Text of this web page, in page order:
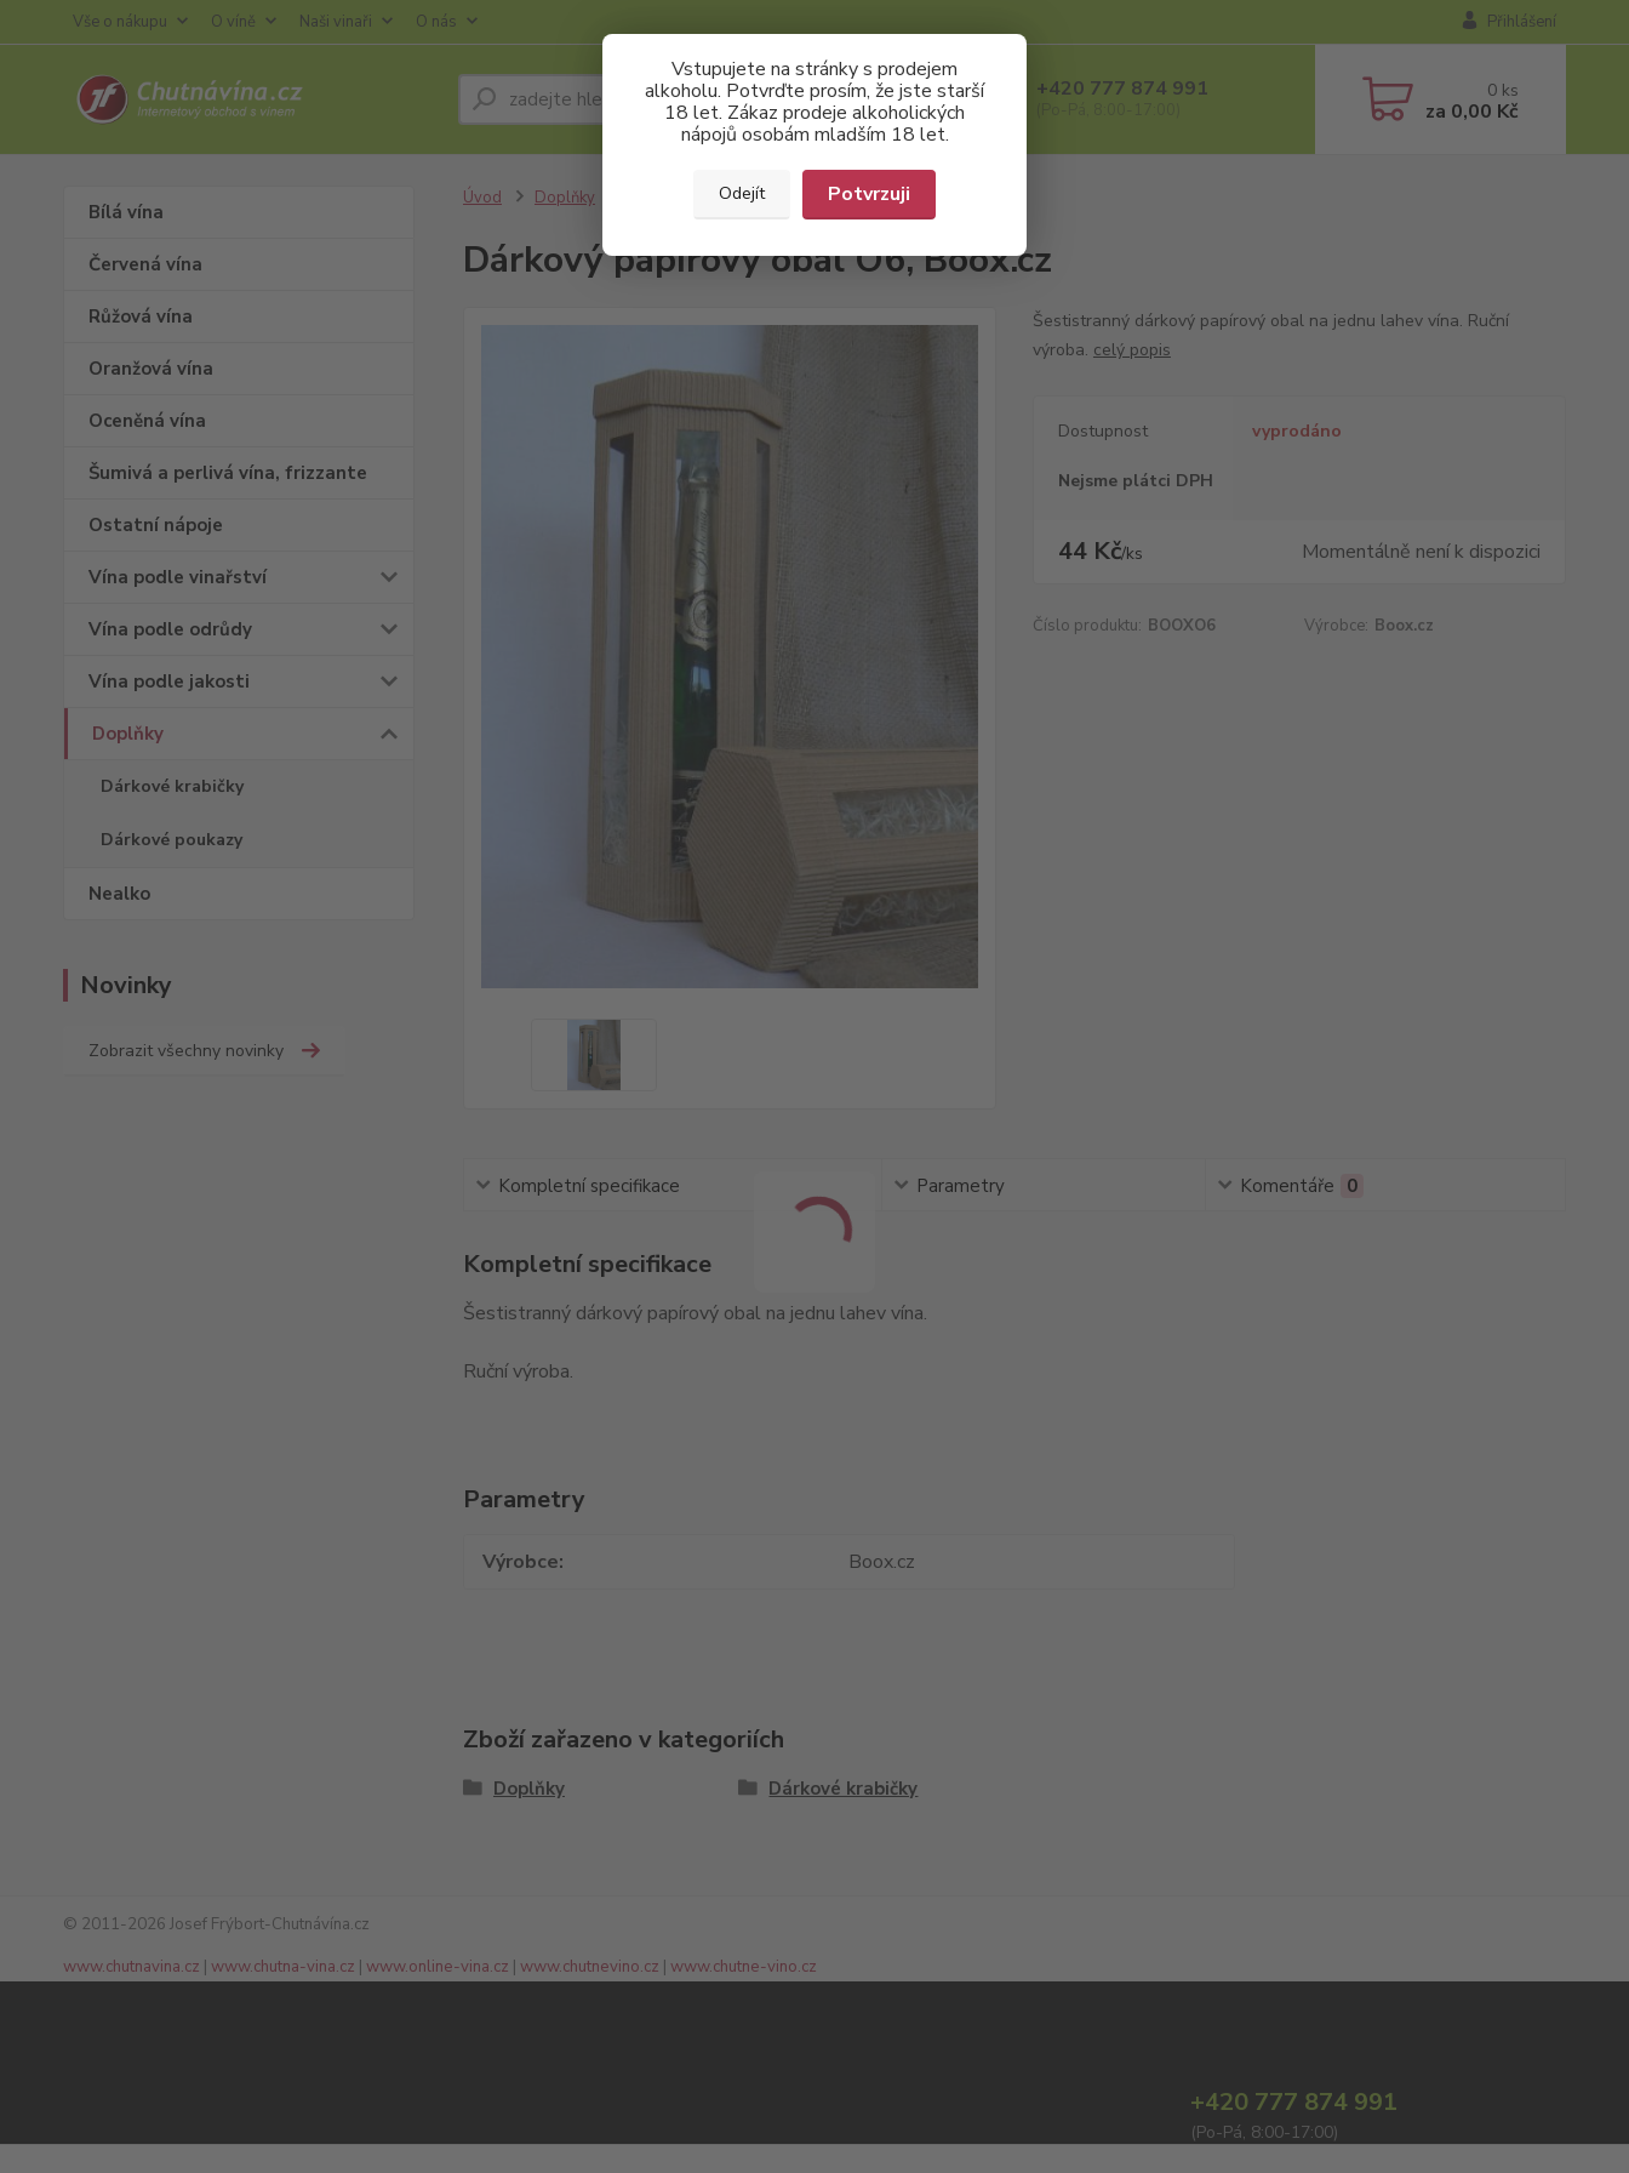
Vstupujete na stránky s prodejem
alkoholu. Potvrďte prosím, že jste starší
18 let. Zákaz prodeje alkoholických
nápojů osobám mladším 18 let.
Odejít Potvrzuji
Vše o nákupu O víně Naši vinaři O nás Přihlášení
Hledat +420 777 874 991 0 ks
za 0,00 Kč
Bílá vína
Červená vína
Růžová vína
Oranžová vína
Oceněná vína
Šumivá a perlivá vína, frizzante
Ostatní nápoje
Vína podle vinařství
Vína podle odrůdy
Vína podle jakosti
Doplňky
Dárkové krabičky
Dárkové poukazy
Nealko
Novinky
Zobrazit všechny novinky
Úvod Doplňky Dárkový papírový obal O6, Boox.cz
Dárkový papírový obal O6, Boox.cz
Šestistranný dárkový papírový obal na jednu lahev vína. Ruční
výroba. celý popis
Dostupnost vyprodáno
Nejsme plátci DPH
44 Kč/ks Momentálně není k dispozici
Číslo produktu: BOOXO6 Výrobce: Boox.cz
Kompletní specifikace Parametry Komentáře 0
Kompletní specifikace
Šestistranný dárkový papírový obal na jednu lahev vína.
Ruční výroba.
Parametry
Výrobce Boox.cz
Zboží zařazeno v kategoriích
Doplňky Dárkové krabičky
© 2011-2026 Josef Frýbort-Chutnávína.cz
www.chutnavina.cz | www.chutna-vina.cz | www.online-vina.cz | www.chutnevino.cz | www.chutne-vino.cz
+420 777 874 991
(Po-Pá, 8:00-17:00)